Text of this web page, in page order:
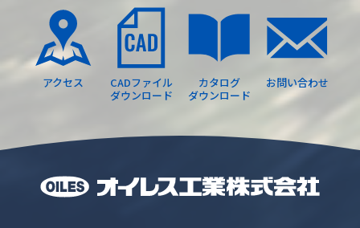
アクセス
CADファイル
ダウンロード
カタログ
ダウンロード
お問い合わせ